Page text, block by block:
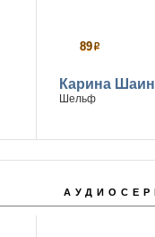
89р
Карина
Шельф